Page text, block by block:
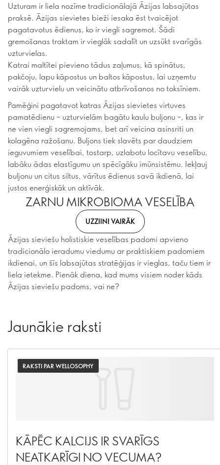
Uzturam ir liela nozīme tradicionālajā Āzijas labsajūtas
praksē. Āzijas sievietes bieži iesaka ēst tvaicējot
pagatavotus ēdienus, ko ir viegli sagremot. Šādi
gremošanas traktam ir vieglāk sadalīt un uzsūkt svarīgās
uzturvielas.
Katrai maltītei pievieno tādus zaļumus, kā spinātus,
pakčoju, lapu kāpostus un baltos kāpostus, lai uzņemtu
vairāk uzturvielu un veicinātu atbrīvošanos no toksīniem.
Pamēģini pagatavot katras Āzijas sievietes virtuves
pamatēdienu – uzturvielām bagātu kaulu buljonu –, kas ir
ne vien viegli sagremojams, bet arī veicina asinsriti un
kolagēna ražošanu. Buljons tiek slavēts par daudziem
ieguvumiem veselībai, tostarp, uzlabotu locītavu veselību,
labāku ādas elastīgumu un spēcīgāku imūnsistēmu. Iekļauj
buljonu un citus siltus, vārītus ēdienus savā ikdienā, lai
justos enerģiskāk un aktīvāk.
ZARNU MIKROBIOMA VESELĪBA
UZZIINI VAIRĀK
Āzijas sieviešu holistiskie veselības padomi apvieno
tradicionālo ieradumu viedumu ar praktiskiem padomiem
ikdienai, un šīs labsajūtas stratēģijas ir vieglas, taču tiem ir
liela ietekme. Pienāk diena, kad mums visiem noder kāds
Āzijas sieviešu padoms, vai ne?
Jaunākie raksti
RAKSTI PAR WELLOSOPHY
KĀPĒC KALCIJS IR SVARĪGS
NEATKARĪGI NO VECUMA?